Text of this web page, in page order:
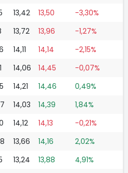
13,42 13,50
-3,30%
13,72 13,96
-1,27%
14,11 14,14
-2,15%
14,06 14,45
-0,07%
14,21 14,46
0,49%
14,03 14,39
1,84%
14,12 14,13
-0,21%
13,66 14,16
2,02%
13,24 13,88
4,91%